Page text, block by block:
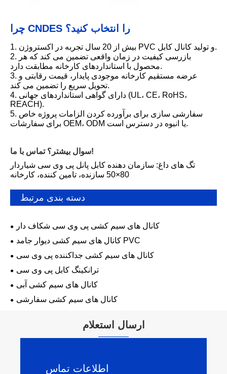
چرا CNDES را انتخاب کنید؟
1. بیش از 20 سال تجربه در اکستروژن PVC و تولید کانال کابل.
2. بازرسی کیفیت در زمان واقعی تضمین می کند که هر
محصول با استانداردهای کارخانه مطابقت دارد.
3. عرضه مستقیم کارخانه موجودی پایدار، قیمت رقابتی و
تحویل سریع را تضمین می کند.
4. دارای گواهی استانداردهای جهانی (UL، CE، RoHS،
REACH).
5. سفارشی سازی برای برآورده کردن الزامات پروژه خاص
برای سفارشات OEM، ODM یا انبوه در دسترس است.
سوال بیشتر؟ تماس با ما!
تگ های داغ: سازمان دهنده کابل پانل پی وی سی شیاردار
80×50 سازنده، تامین کننده، کارخانه
دسته بندی مرتبط
کانال های سیم کشی پی وی سی شکاف دار
کانال های سیم کشی دیوار جامد PVC
کانال های سیم کشی جداکننده پی وی سی
ترانکینگ کابل پی وی سی
کانال های سیم کشی آبی
کانال های سیم کشی سفارشی
ارسال استعلام
اطلاعات تماس